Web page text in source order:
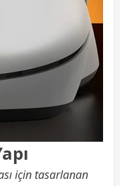
için tasarlanan